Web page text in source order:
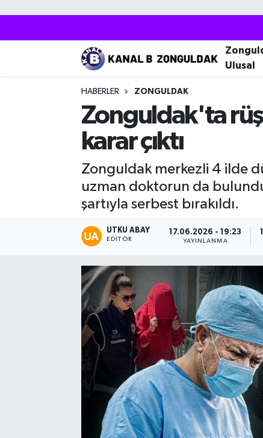
Ulusal
HABERLER ZONGULDAK
Zonguldak'ta
karar çıktı
Zonguldak merkezli 4 ilde
uzman doktorun da
şartıyla serbest bırakıldı.
UTKU ABAY
EDITÖR
17.06.2026 - 19:23
YAYINLANMA
Gökçebey
Zonguldak Nöbetçi Eczaneler
Zonguldak Trafik Yoğunluk Haritası
Puan Durumu ve Fikstür
Tüm Manşetler
Son Dakika Haberleri
Haber Arşivi